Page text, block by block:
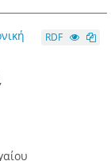
RDF